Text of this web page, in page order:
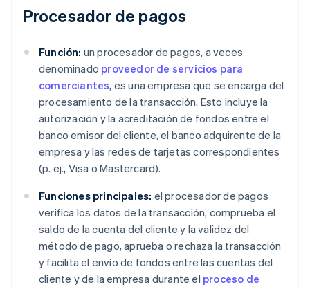
Procesador de pagos
Función: un procesador de pagos, a veces
denominado proveedor de servicios para
comerciantes, es una empresa que se encarga del
procesamiento de la transacción. Esto incluye la
autorización y la acreditación de fondos entre el
banco emisor del cliente, el banco adquirente de la
empresa y las redes de tarjetas correspondientes
(p. ej., Visa o Mastercard).
Funciones principales: el procesador de pagos
verifica los datos de la transacción, comprueba el
saldo de la cuenta del cliente y la validez del
método de pago, aprueba o rechaza la transacción
y facilita el envío de fondos entre las cuentas del
cliente y de la empresa durante el proceso de